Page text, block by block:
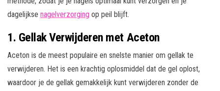
dagelijkse nagelverzorging op peil blijft.
1. Gellak Verwijderen met Aceton
Aceton is de meest populaire en snelste manier om gellak te
verwijderen. Het is een krachtig oplosmiddel dat de gel oplost,
waardoor je de gellak gemakkelijk kunt verwijderen zonder de